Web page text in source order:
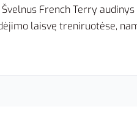
French Terry
laisvę treniruotėse,